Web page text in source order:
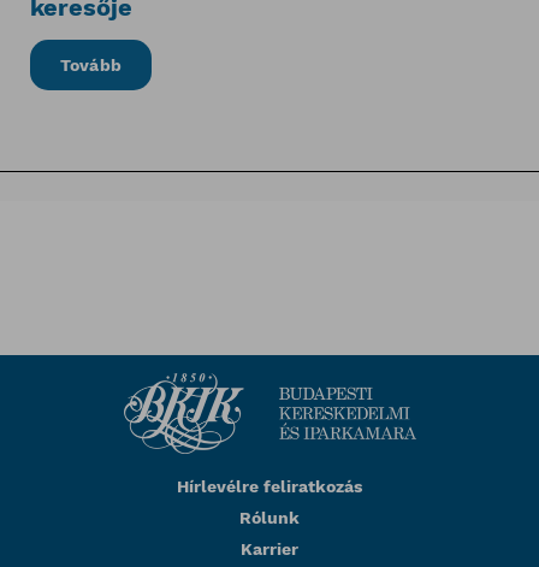
keresője
Tovább
Hírlevélre feliratkozás
Rólunk
Karrier